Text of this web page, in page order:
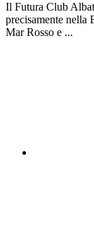
Il Futura Club
precisamente nella
Mar Rosso e ...